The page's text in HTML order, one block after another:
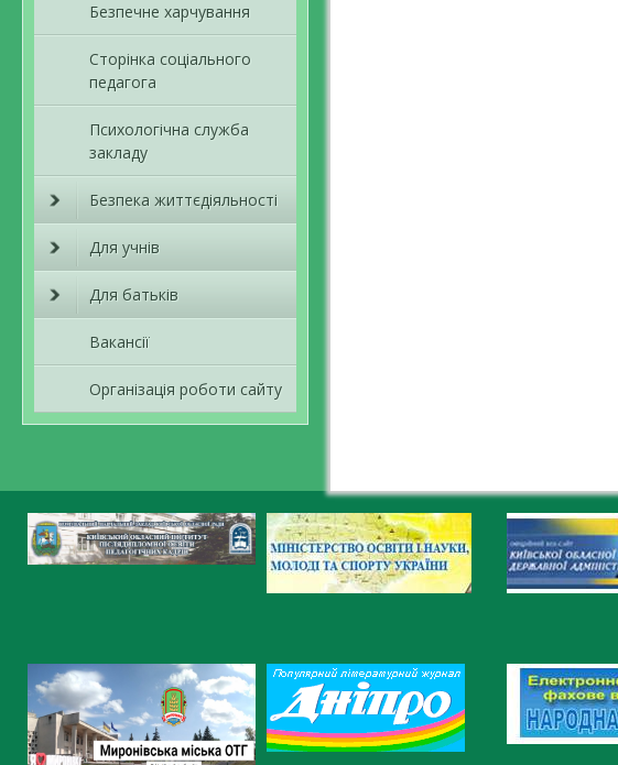
Безпечне харчування
Сторінка соціального
педагога
Психологічна служба
закладу
Безпека життєдіяльності
Для учнів
Для батьків
Вакансії
Організація роботи сайту